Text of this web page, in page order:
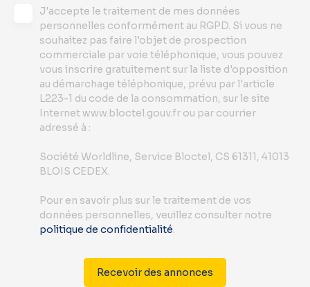
J'accepte le traitement de mes données
personnelles conformément au RGPD. Si vous ne
souhaitez pas faire l'objet de prospection
commerciale par voie téléphonique, vous pouvez
vous inscrire gratuitement sur la liste d'opposition
au démarchage téléphonique, prévu par l'article
L223-1 du code de la consommation, sur le site
Internet www.bloctel.gouv.fr ou par courrier
adressé à :
Société Worldline, Service Bloctel, CS 61311, 41013
BLOIS CEDEX.
Pour en savoir plus sur le traitement de vos
données personnelles, veuillez consulter notre
politique de confidentialité.
Recevoir des annonces